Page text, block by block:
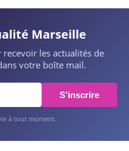
Marseille
les actualités de
votre boîte mail.
S'inscrire
à tout moment.